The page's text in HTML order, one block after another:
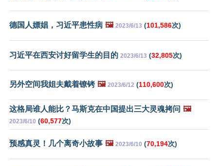
德国人嫖娼，习近平患性病 🖼️ 2023/6/13 (101,586次)
习近平在西安讨好留学生的目的 2023/6/13 (32,805次)
另外空间我姐夫戴着镣铐 🖼️ 2023/6/12 (110,600次)
这格局谁人能比？马斯克在中国提出三大灵魂拷问 🖼️
2023/6/10 (60,577次)
预感真灵！几个离奇小故事 🖼️ 2023/6/10 (70,194次)